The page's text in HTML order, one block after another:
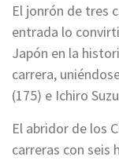
El jonrón de tres
entrada lo
Japón en la
carrera,
(175) e Ichiro
El abridor de los
carreras con seis